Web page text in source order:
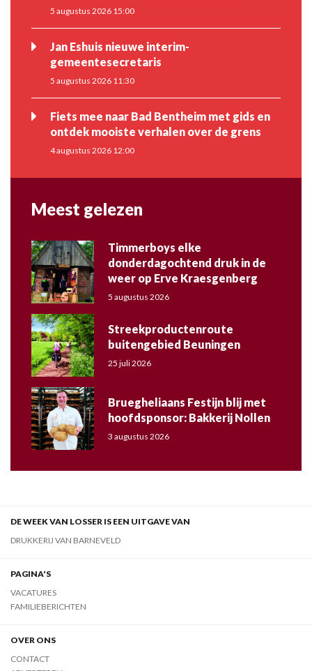
5 augustus 2026 15:00
Jan Eshuis nieuwe interim-
gemeentesecretaris
5 augustus 2026 11:30
Fiets mee naar Bad Bentheim met gids en
ontdek mooiste verhalen over de grens
4 augustus 2026 12:00
Meest gelezen
Timmerboys elke
donderdagochtend druk in de
weer op Erve Kraesgenberg
5 augustus 2026
Streekproductenroute
buitengebied Beuningen
25 juli 2026
Bruegheliaans Festijn blij met
hoofdsponsor: Bakkerij Nollen
3 augustus 2026
DE WEEK VAN LOSSER IS EEN UITGAVE VAN
DRUKKERIJ VAN BARNEVELD
PAGINA'S
VACATURES
FAMILIEBERICHTEN
OVER ONS
CONTACT